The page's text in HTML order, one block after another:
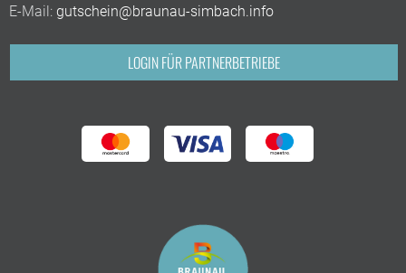
E-Mail: gutschein@braunau-simbach.info
LOGIN FÜR PARTNERBETRIEBE